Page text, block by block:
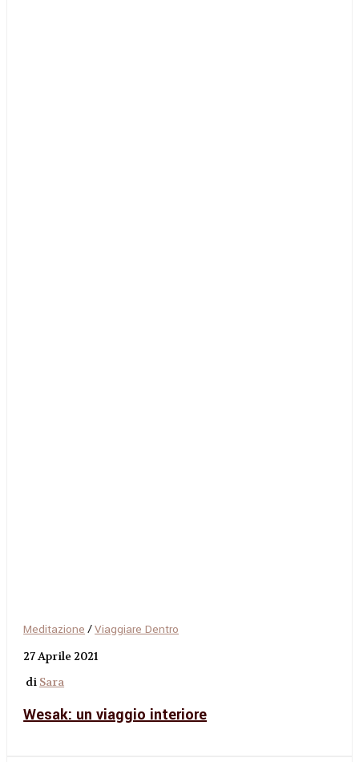
Meditazione /Viaggiare Dentro
27 Aprile 2021
di Sara
Wesak: un viaggio interiore